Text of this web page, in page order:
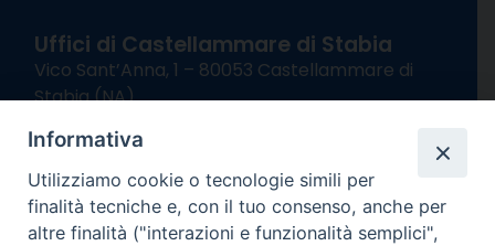
Uffici di Castellammare di Stabia
Vico Sant’Anna, 1 – 80053 Castellammare di
Stabia (NA)
Giorni ed Orari Apertura Uffici:
Lunedì e Mercoledì ore 09:00 – 13:00
Uffici Matrimoni:
Lunedì e Mercoledì ore 09:30 – 12:30
Informativa
Utilizziamo cookie o tecnologie simili per
finalità tecniche e, con il tuo consenso, anche per
altre finalità ("interazioni e funzionalità semplici",